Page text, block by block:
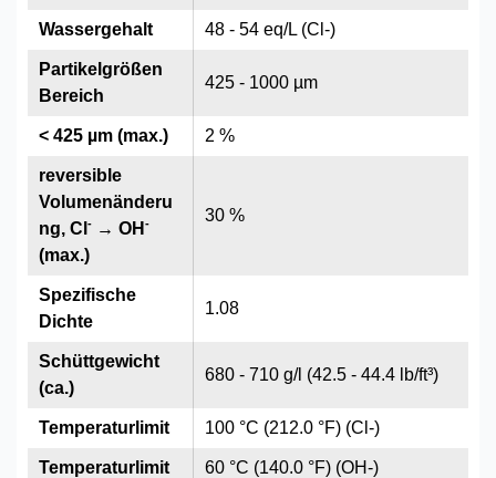
48 - 54 eq/L (Cl-)
425 - 1000 µm
2 %
30 %
1.08
680 - 710 g/l (42.5 - 44.4 lb/ft³)
100 °C (212.0 °F) (Cl-)
60 °C (140.0 °F) (OH-)
Wassergehalt
Partikelgrößen
Bereich
< 425 µm (max.)
reversible
Volumenänderu
ng, Cl - → OH -
(max.)
Spezifische
Dichte
Schüttgewicht
(ca.)
Temperaturlimit
Temperaturlimit